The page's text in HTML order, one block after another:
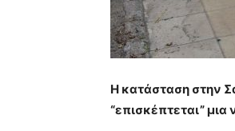
Η κατάσταση στην
“επισκέπτεται” μια